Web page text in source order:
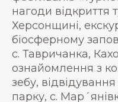
нагоди відкриття
Херсонщині,
біосферному
с. Тавричанка,
ознайомлення з
зебу,
парку, с.